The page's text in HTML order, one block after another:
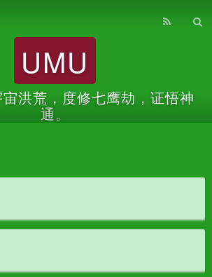
UMU
洪荒，度修七鹰劫，证悟神
通。